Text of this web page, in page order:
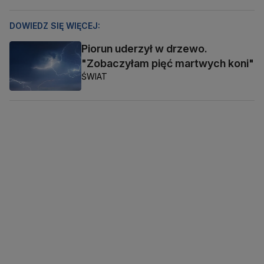
DOWIEDZ SIĘ WIĘCEJ:
Piorun uderzył w drzewo.
"Zobaczyłam pięć martwych koni"
ŚWIAT